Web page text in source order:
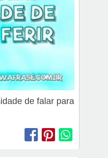
de falar para